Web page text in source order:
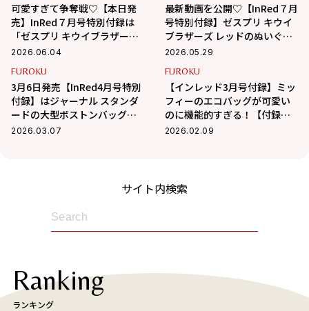
可愛すぎて争奪戦♡【本日発
売】InRed７月号特別付録は
「ゼスプリ キウイブラザーズ
レッド」のぬいぐるみエコバ
2026.06.04
最新動画を公開♡【InRed７月
号特別付録】ゼスプリ キウイ
ブラザーズ レッドのぬいぐる
みエコバッグを発売前にチェ
2026.05.29
FUROKU
3月6日発売【InRed4月号特別
付録】はジャーナル スタンダ
ードの大型ボストンバッグ！
キャリーケースに装着できて
2026.03.07
FUROKU
【インレッド3月号付録】ミッ
フィーのエコバッグが可愛い
のに機能的すぎる！【付録レ
ポ】
2026.02.09
サイト内検索
Ranking
ランキング